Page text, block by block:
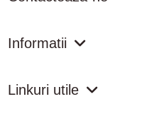
Informatii
Linkuri utile